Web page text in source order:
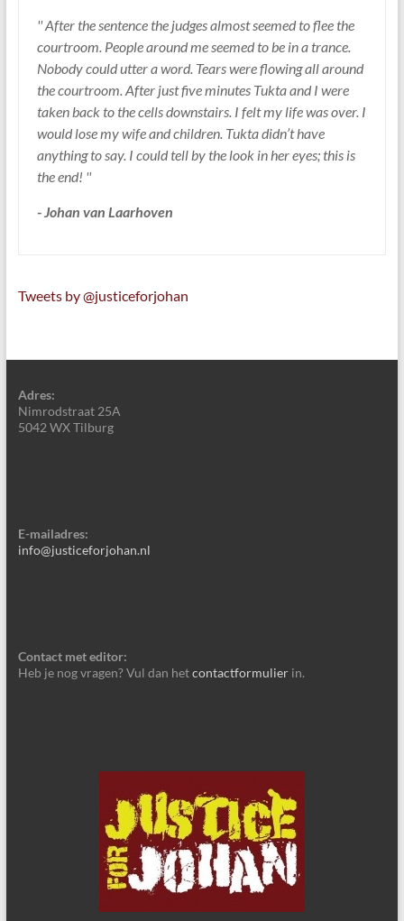
'' After the sentence the judges almost seemed to flee the
courtroom. People around me seemed to be in a trance.
Nobody could utter a word. Tears were flowing all around
the courtroom. After just five minutes Tukta and I were
taken back to the cells downstairs. I felt my life was over. I
would lose my wife and children. Tukta didn’t have
anything to say. I could tell by the look in her eyes; this is
the end! ''
- Johan van Laarhoven
Tweets by @justiceforjohan
Adres:
Nimrodstraat 25A
5042 WX Tilburg
E-mailadres:
info@justiceforjohan.nl
Contact met editor:
Heb je nog vragen? Vul dan hetcontactformulierin.